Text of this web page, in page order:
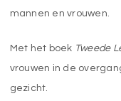
mannen en vrouwen.
Met het boek Tweede
vrouwen in de
gezicht.